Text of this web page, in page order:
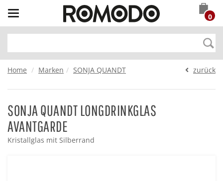
Toggle
navigation
0
Home Marken SONJA QUANDT zurück
SONJA QUANDT LONGDRINKGLAS
AVANTGARDE
Kristallglas mit Silberrand